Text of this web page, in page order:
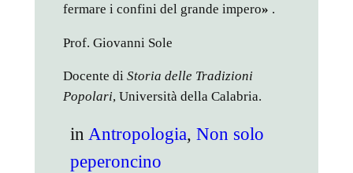
fermare i confini del grande impero» .
Prof. Giovanni Sole
Docente di Storia delle Tradizioni
Popolari, Università della Calabria.
in Antropologia, Non solo
peperoncino